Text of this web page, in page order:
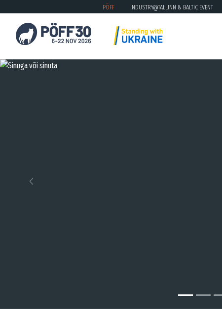
PÖFF INDUSTRY@TALLINN & BALTIC EVENT